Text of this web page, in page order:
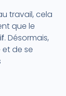
travail, cela
que le
. Désormais,
de se